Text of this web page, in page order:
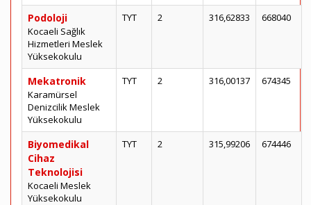
Podoloji
Kocaeli Sağlık
Hizmetleri Meslek
Yüksekokulu
TYT 2 316,62833 668040
Mekatronik
Karamürsel
Denizcilik Meslek
Yüksekokulu
TYT 2 316,00137 674345
Biyomedikal
Cihaz
Teknolojisi
Kocaeli Meslek
Yüksekokulu
TYT 2 315,99206 674446